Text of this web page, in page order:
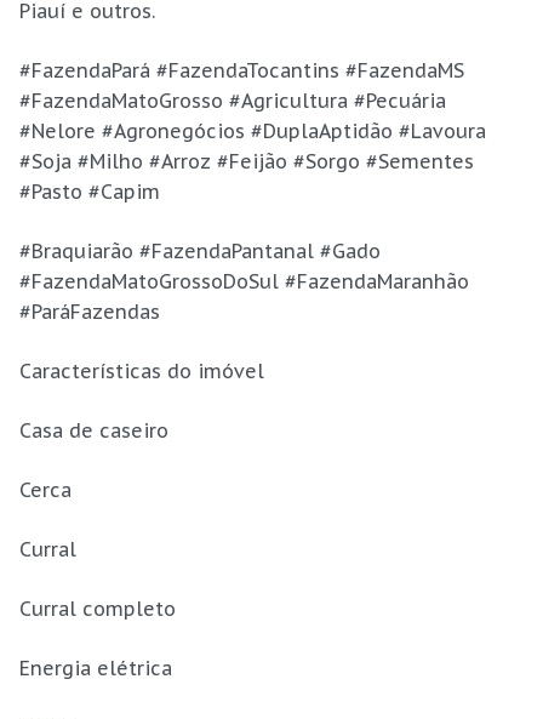
Piauí e outros.
#FazendaPará #FazendaTocantins #FazendaMS
#FazendaMatoGrosso #Agricultura #Pecuária
#Nelore #Agronegócios #DuplaAptidão #Lavoura
#Soja #Milho #Arroz #Feijão #Sorgo #Sementes
#Pasto #Capim
#Braquiarão #FazendaPantanal #Gado
#FazendaMatoGrossoDoSul #FazendaMaranhão
#ParáFazendas
Características do imóvel
Casa de caseiro
Cerca
Curral
Curral completo
Energia elétrica